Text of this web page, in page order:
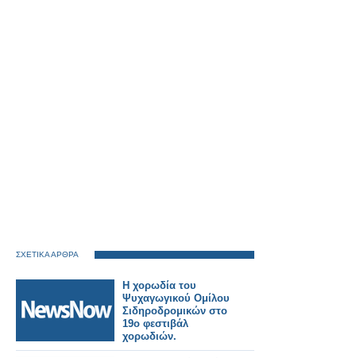
ΣΧΕΤΙΚΑ ΑΡΘΡΑ
Η χορωδία του
Ψυχαγωγικού Ομίλου
Σιδηροδρομικών στο
19ο φεστιβάλ
χορωδιών.